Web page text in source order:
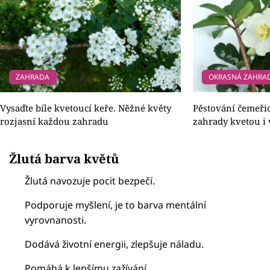
ZAHRADA
Vysaďte bíle kvetoucí keře. Něžné květy
rozjasní každou zahradu
OKRASNÁ
Pěstování
zahrady kvetou i
Žlutá barva květů
Žlutá navozuje pocit bezpečí.
Podporuje myšlení, je to barva mentální
vyrovnanosti.
Dodává životní energii, zlepšuje náladu.